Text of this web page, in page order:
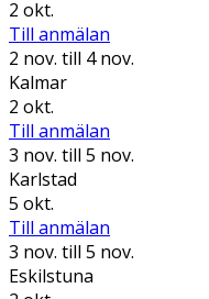
2 okt.
Till anmälan
2 nov. till 4 nov.
Kalmar
2 okt.
Till anmälan
3 nov. till 5 nov.
Karlstad
5 okt.
Till anmälan
3 nov. till 5 nov.
Eskilstuna